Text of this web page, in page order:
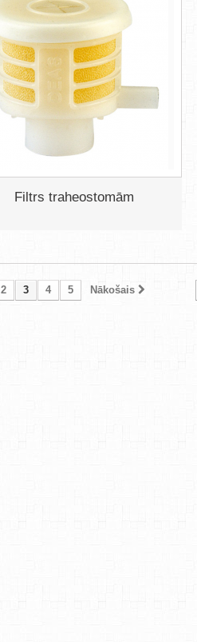
Filtrs traheostomām
2 3 4 5 Nākošais